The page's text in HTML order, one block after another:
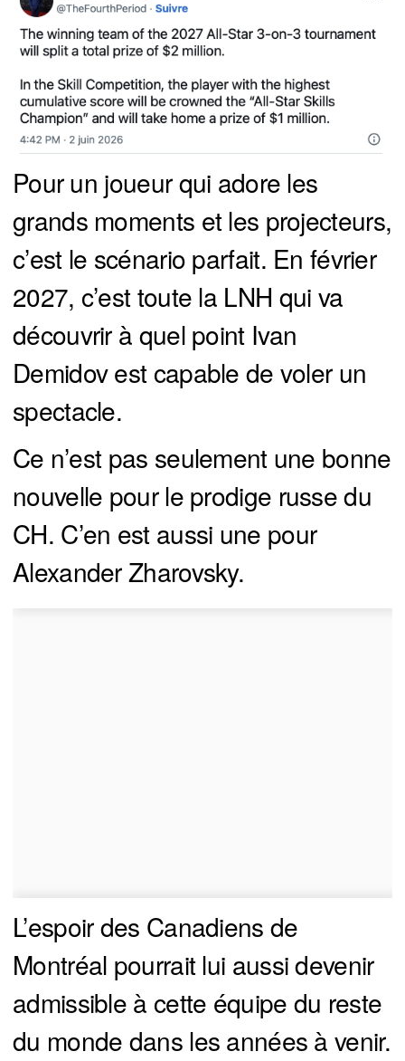
Pour un joueur qui adore les
grands moments et les projecteurs,
c’est le scénario parfait. En février
2027, c’est toute la LNH qui va
découvrir à quel point Ivan
Demidov est capable de voler un
spectacle.
Ce n’est pas seulement une bonne
nouvelle pour le prodige russe du
CH. C’en est aussi une pour
Alexander Zharovsky.
L’espoir des Canadiens de
Montréal pourrait lui aussi devenir
admissible à cette équipe du reste
du monde dans les années à venir.